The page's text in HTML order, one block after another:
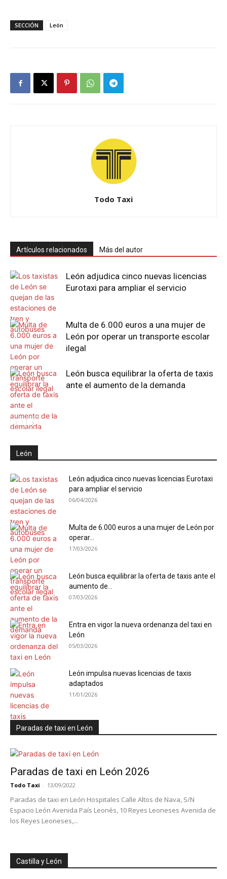
SECCIÓN León
Todo Taxi
Artículos relacionados Más del autor
León adjudica cinco nuevas licencias
Eurotaxi para ampliar el servicio
Multa de 6.000 euros a una mujer de
León por operar un transporte escolar
ilegal
León busca equilibrar la oferta de taxis
ante el aumento de la demanda
León
León adjudica cinco nuevas licencias Eurotaxi
para ampliar el servicio
06/04/2026
Multa de 6.000 euros a una mujer de León por
operar...
17/03/2026
León busca equilibrar la oferta de taxis ante el
aumento de...
07/03/2026
Entra en vigor la nueva ordenanza del taxi en
León
05/03/2026
León impulsa nuevas licencias de taxis
adaptados
11/01/2026
Paradas de taxi en León
Paradas de taxi en León 2026
Todo Taxi - 13/09/2022
Paradas de taxi en León Hospitales Calle Altos de Nava, S/N
Espacio León Avenida País Leonés, 10 Reyes Leoneses Avenida de
los Reyes Leoneses,...
Castilla y León